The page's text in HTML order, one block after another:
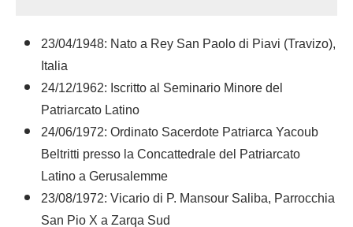
23/04/1948: Nato a Rey San Paolo di Piavi (Travizo),
Italia
24/12/1962: Iscritto al Seminario Minore del
Patriarcato Latino
24/06/1972: Ordinato Sacerdote Patriarca Yacoub
Beltritti presso la Concattedrale del Patriarcato
Latino a Gerusalemme
23/08/1972: Vicario di P. Mansour Saliba, Parrocchia
San Pio X a Zarqa Sud